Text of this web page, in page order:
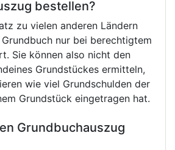
bestellen?
zu vielen anderen Ländern
nur bei berechtigtem
Sie können also nicht den
Grundstückes ermitteln,
wie viel Grundschulden der
Grundstück eingetragen hat.
Grundbuchauszug